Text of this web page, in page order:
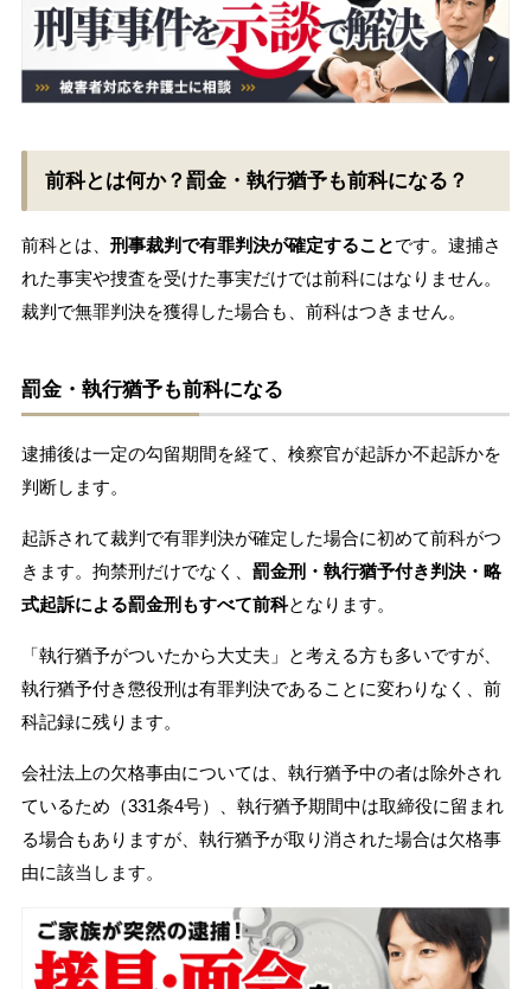
前科とは何か？罰金・執行猶予も前科になる？
前科とは、 刑事裁判で有罪判決が確定することです。逮捕さ
れた事実や捜査を受けた事実だけでは前科にはなりません。
裁判で無罪判決を獲得した場合も、前科はつきません。
罰金・執行猶予も前科になる
逮捕後は一定の勾留期間を経て、検察官が起訴か不起訴かを
判断します。
起訴されて裁判で有罪判決が確定した場合に初めて前科がつ
きます。拘禁刑だけでなく、 罰金刑・執行猶予付き判決・略
式起訴による罰金刑もすべて前科となります。
「執行猶予がついたから大丈夫」と考える方も多いですが、
執行猶予付き懲役刑は有罪判決であることに変わりなく、前
科記録に残ります。
会社法上の欠格事由については、執行猶予中の者は除外され
ているため（331条4号）、執行猶予期間中は取締役に留まれ
る場合もありますが、執行猶予が取り消された場合は欠格事
由に該当します。